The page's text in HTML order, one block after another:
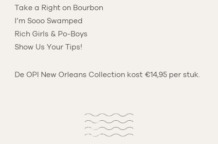
Take a Right on Bourbon
I’m Sooo Swamped
Rich Girls & Po-Boys
Show Us Your Tips!
De OPI New Orleans Collection kost €14,95 per stuk.